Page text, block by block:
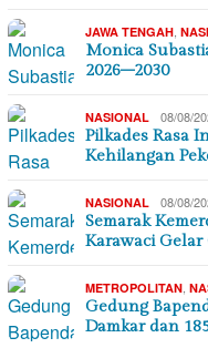
JAWA TENGAH
Monica
2026–2030
NASIONAL 08/08/
Pilkades Rasa
Kehilangan
NASIONAL 08/08/
Semarak
Karawaci Gelar
METROPOLITAN
Gedung
Damkar dan